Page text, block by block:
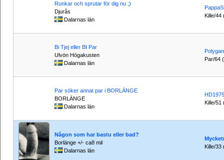
Runkar och sprutar för dig nu ;)
Djurås
Dalarnas län
Kille/44
Bi Tjej eller BI Par
Ulvön Högakusten
Dalarnas län
Par/64
Par söker annat par i BORLÄNGE
BORLÄNGE
Dalarnas län
HD1975
Kille/51
Någon som har bastu eller bad?
Borlänge +/- ca8 mil
Dalarnas län
Kille/33